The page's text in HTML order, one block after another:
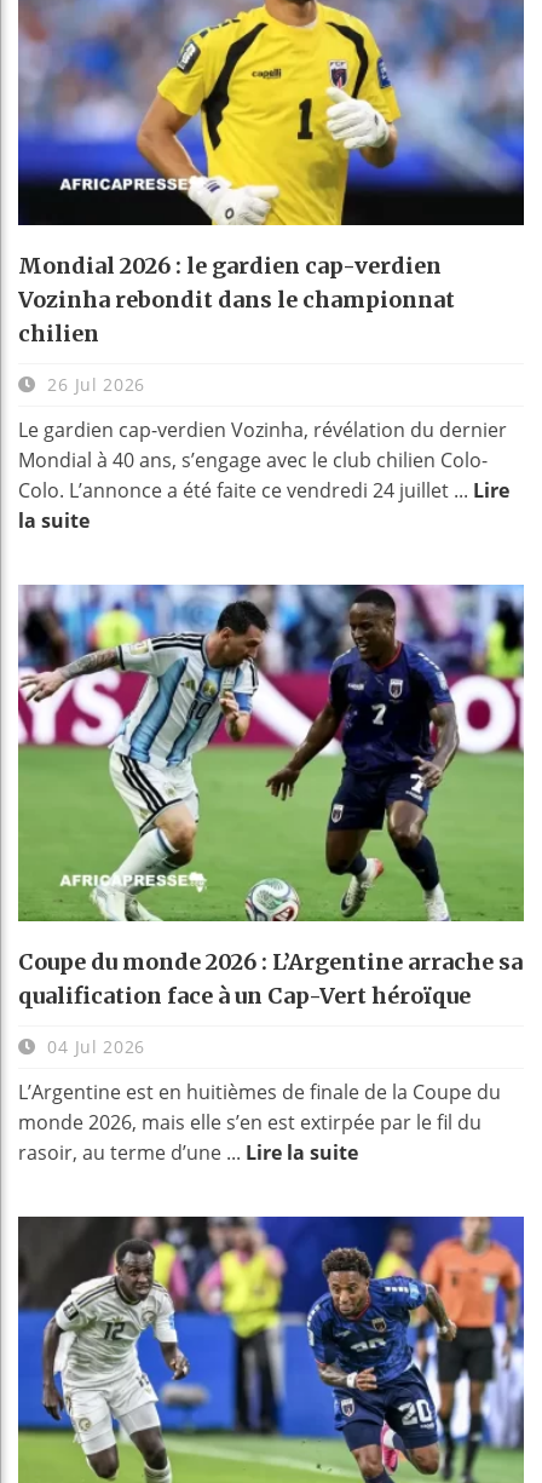
Mondial 2026 : le gardien cap-verdien
Vozinha rebondit dans le championnat
chilien
26 Jul 2026
Le gardien cap-verdien Vozinha, révélation du dernier
Mondial à 40 ans, s’engage avec le club chilien Colo-
Colo. L’annonce a été faite ce vendredi 24 juillet ... Lire
la suite
Coupe du monde 2026 : L’Argentine arrache sa
qualification face à un Cap-Vert héroïque
04 Jul 2026
L’Argentine est en huitièmes de finale de la Coupe du
monde 2026, mais elle s’en est extirpée par le fil du
rasoir, au terme d’une ... Lire la suite